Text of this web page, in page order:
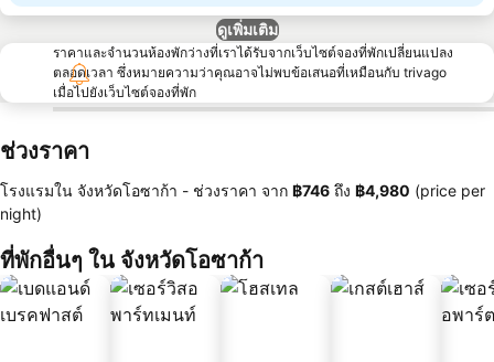
ดูเพิ่มเติม
ราคาและจำนวนห้องพักว่างที่เราได้รับจากเว็บไซต์จองที่พักเปลี่ยนแปลง
ตลอดเวลา ซึ่งหมายความว่าคุณอาจไม่พบข้อเสนอที่เหมือนกับ trivago
เมื่อไปยังเว็บไซต์จองที่พัก
ช่วงราคา
โรงแรมใน จังหวัดโอซาก้า - ช่วงราคา จาก ‎฿746 ถึง ‎฿4,980 (price per
night)
ที่พักอื่นๆ ใน จังหวัดโอซาก้า